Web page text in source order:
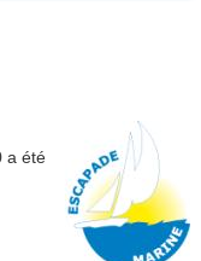
a été